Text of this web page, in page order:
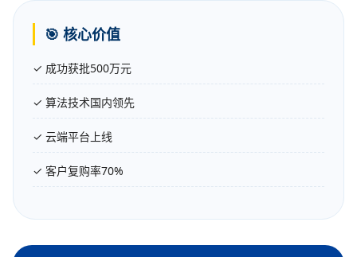
🎯 核心价值
✓ 成功获批500万元
✓ 算法技术国内领先
✓ 云端平台上线
✓ 客户复购率70%